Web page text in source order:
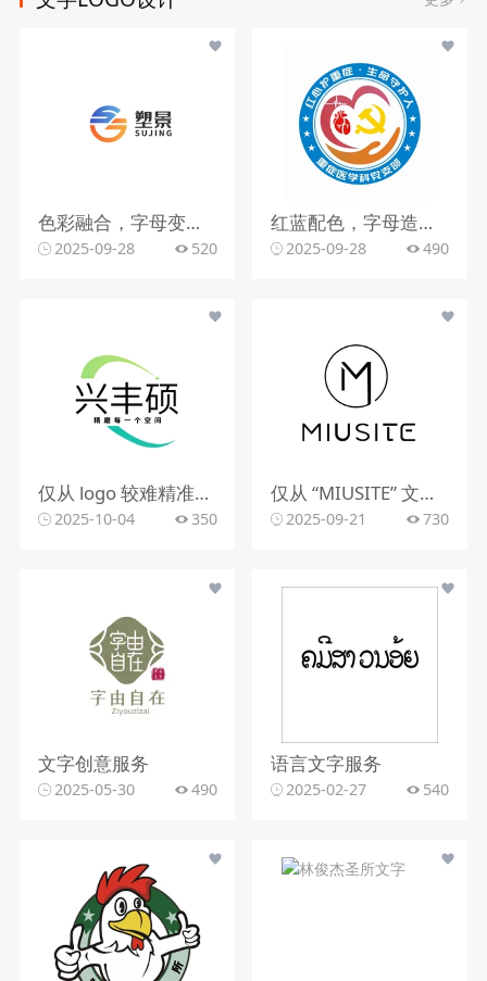
色彩融合，字母变形，文字搭配
2025-09-28 520
红蓝配色，字母造型，文字组合
2025-09-28 490
仅从 logo 较难精准判断行业。该 logo 含动感图形，文字有 “精雕每一个空间”，可能与室内装修、空间设计、建筑装饰等行业相关，但因信息有限，无法确切判定所属行业。
2025-10-04 350
仅从 “MIUSITE” 文字和字母 “M” 的图形标识，难以精准判断行业。
2025-09-21 730
文字创意服务
2025-05-30 490
语言文字服务
2025-02-27 540